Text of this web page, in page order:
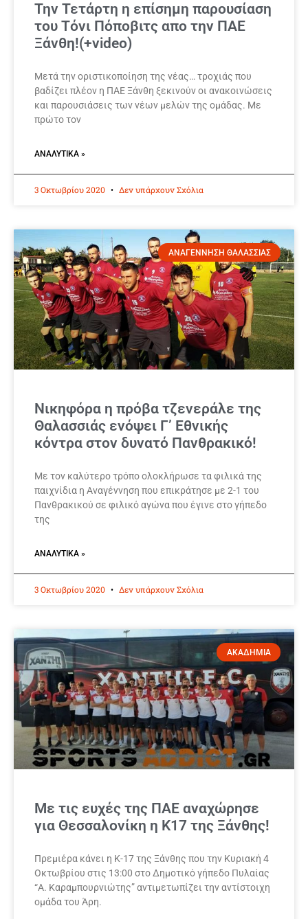
Την Τετάρτη η επίσημη παρουσίαση
του Τόνι Πόποβιτς απο την ΠΑΕ
Ξάνθη!(+video)
Μετά την οριστικοποίηση της νέας… τροχιάς που
βαδίζει πλέον η ΠΑΕ Ξάνθη ξεκινούν οι ανακοινώσεις
και παρουσιάσεις των νέων μελών της ομάδας. Με
πρώτο τον
ΑΝΑΛΥΤΙΚΆ »
3 Οκτωβρίου 2020 Δεν υπάρχουν Σχόλια
ΑΝΑΓΕΝΝΗΣΗ ΘΑΛΑΣΣΙΑΣ
Νικηφόρα η πρόβα τζενεράλε της
Θαλασσιάς ενόψει Γ’ Εθνικής
κόντρα στον δυνατό Πανθρακικό!
Με τον καλύτερο τρόπο ολοκλήρωσε τα φιλικά της
παιχνίδια η Αναγέννηση που επικράτησε με 2-1 του
Πανθρακικού σε φιλικό αγώνα που έγινε στο γήπεδο
της
ΑΝΑΛΥΤΙΚΆ »
3 Οκτωβρίου 2020 Δεν υπάρχουν Σχόλια
ΑΚΑΔΗΜΙΑ
Με τις ευχές της ΠΑΕ αναχώρησε
για Θεσσαλονίκη η Κ17 της Ξάνθης!
Πρεμιέρα κάνει η Κ-17 της Ξάνθης που την Κυριακή 4
Οκτωβρίου στις 13:00 στο Δημοτικό γήπεδο Πυλαίας
“Α. Καραμπουρνιώτης” αντιμετωπίζει την αντίστοιχη
ομάδα του Άρη.